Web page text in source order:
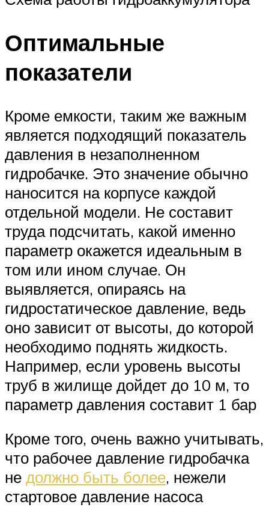
Оптимальные
показатели
Кроме емкости, таким же важным
является подходящий показатель
давления в незаполненном
гидробачке. Это значение обычно
наносится на корпусе каждой
отдельной модели. Не составит
труда подсчитать, какой именно
параметр окажется идеальным в
том или ином случае. Он
выявляется, опираясь на
гидростатическое давление, ведь
оно зависит от высоты, до которой
необходимо поднять жидкость.
Например, если уровень высоты
труб в жилище дойдет до 10 м, то
параметр давления составит 1 бар
Кроме того, очень важно учитывать,
что рабочее давление гидробачка
не должно быть более, нежели
стартовое давление насоса